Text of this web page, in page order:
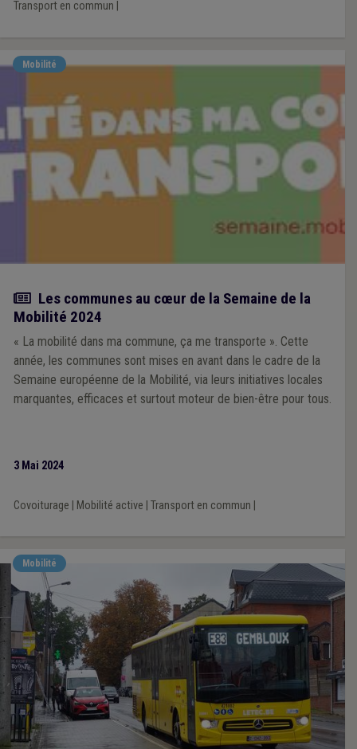
Transport en commun
Mobilité
Actualité
Les communes au cœur de la Semaine de la
Mobilité 2024
« La mobilité dans ma commune, ça me transporte ». Cette
année, les communes sont mises en avant dans le cadre de la
Semaine européenne de la Mobilité, via leurs initiatives locales
marquantes, efficaces et surtout moteur de bien-être pour tous.
3 Mai 2024
Covoiturage Mobilité active Transport en commun
Mobilité